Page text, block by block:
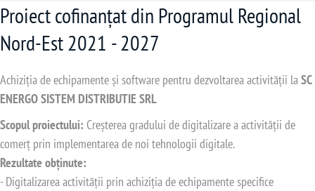
Proiect cofinanțat din Programul Regional
Nord-Est 2021 - 2027
Achiziția de echipamente și software pentru dezvoltarea activității la SC
ENERGO SISTEM DISTRIBUTIE SRL
Scopul proiectului: Creșterea gradului de digitalizare a activității de
comerț prin implementarea de noi tehnologii digitale.
Rezultate obținute:
- Digitalizarea activității prin achiziția de echipamente specifice